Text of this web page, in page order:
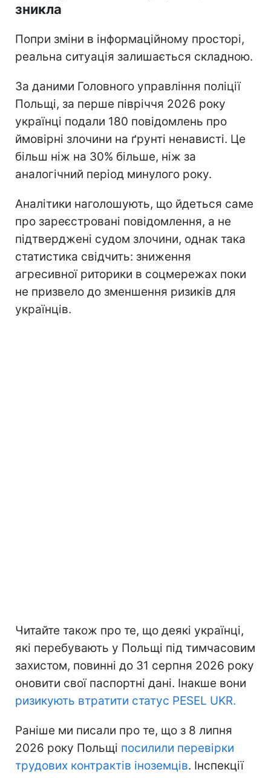
зникла
Попри зміни в інформаційному просторі,
реальна ситуація залишається складною.
За даними Головного управління поліції
Польщі, за перше півріччя 2026 року
українці подали 180 повідомлень про
ймовірні злочини на ґрунті ненависті. Це
більш ніж на 30% більше, ніж за
аналогічний період минулого року.
Аналітики наголошують, що йдеться саме
про зареєстровані повідомлення, а не
підтверджені судом злочини, однак така
статистика свідчить: зниження
агресивної риторики в соцмережах поки
не призвело до зменшення ризиків для
українців.
Читайте також про те, що деякі українці,
які перебувають у Польщі під тимчасовим
захистом, повинні до 31 серпня 2026 року
оновити свої паспортні дані. Інакше вони
ризикують втратити статус PESEL UKR.
Раніше ми писали про те, що з 8 липня
2026 року Польщі посилили перевірки
трудових контрактів іноземців. Інспекції